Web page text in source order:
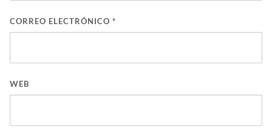
CORREO ELECTRÓNICO *
WEB